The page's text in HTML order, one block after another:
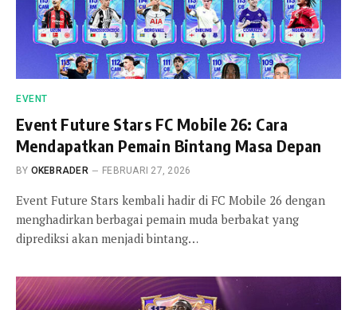
EVENT
Event Future Stars FC Mobile 26: Cara
Mendapatkan Pemain Bintang Masa Depan
BY OKEBRADER FEBRUARI 27, 2026
Event Future Stars kembali hadir di FC Mobile 26 dengan
menghadirkan berbagai pemain muda berbakat yang
diprediksi akan menjadi bintang…